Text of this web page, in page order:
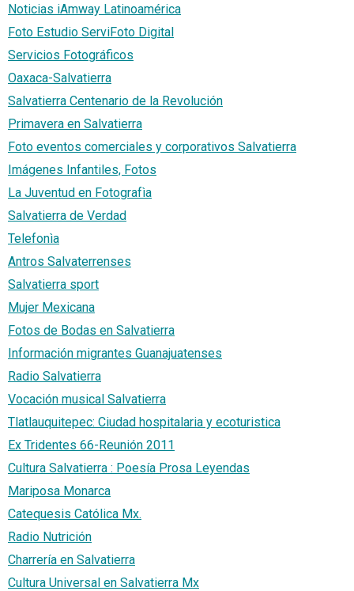
Noticias iAmway Latinoamérica
Foto Estudio ServiFoto Digital
Servicios Fotográficos
Oaxaca-Salvatierra
Salvatierra Centenario de la Revolución
Primavera en Salvatierra
Foto eventos comerciales y corporativos Salvatierra
Imágenes Infantiles, Fotos
La Juventud en Fotografìa
Salvatierra de Verdad
Telefonìa
Antros Salvaterrenses
Salvatierra sport
Mujer Mexicana
Fotos de Bodas en Salvatierra
Información migrantes Guanajuatenses
Radio Salvatierra
Vocación musical Salvatierra
Tlatlauquitepec: Ciudad hospitalaria y ecoturistica
Ex Tridentes 66-Reunión 2011
Cultura Salvatierra : Poesía Prosa Leyendas
Mariposa Monarca
Catequesis Católica Mx.
Radio Nutrición
Charrería en Salvatierra
Cultura Universal en Salvatierra Mx